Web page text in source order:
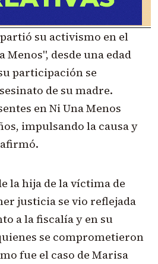
su activismo en el
desde una edad
participación se
de su madre.
en Ni Una Menos
impulsando la causa y
la hija de la víctima de
justicia se vio reflejada
a la fiscalía y en su
se comprometieron
fue el caso de Marisa